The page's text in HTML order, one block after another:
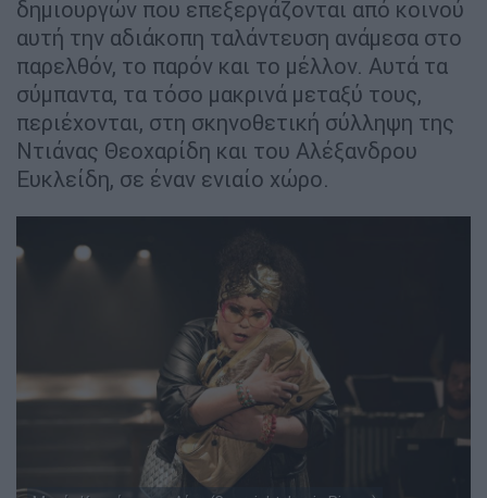
δημιουργών που επεξεργάζονται από κοινού
αυτή την αδιάκοπη ταλάντευση ανάμεσα στο
παρελθόν, το παρόν και το μέλλον. Αυτά τα
σύμπαντα, τα τόσο μακρινά μεταξύ τους,
περιέχονται, στη σκηνοθετική σύλληψη της
Ντιάνας Θεοχαρίδη και του Αλέξανδρου
Ευκλείδη, σε έναν ενιαίο χώρο.